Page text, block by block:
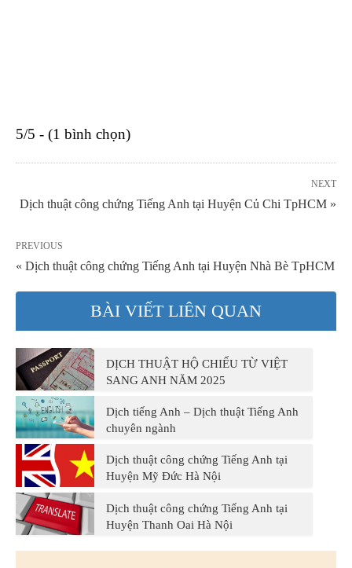
5/5 - (1 bình chọn)
NEXT
Dịch thuật công chứng Tiếng Anh tại Huyện Củ Chi TpHCM »
PREVIOUS
« Dịch thuật công chứng Tiếng Anh tại Huyện Nhà Bè TpHCM
BÀI VIẾT LIÊN QUAN
DỊCH THUẬT HỘ CHIẾU TỪ VIỆT
SANG ANH NĂM 2025
Dịch tiếng Anh – Dịch thuật Tiếng Anh
chuyên ngành
Dịch thuật công chứng Tiếng Anh tại
Huyện Mỹ Đức Hà Nội
Dịch thuật công chứng Tiếng Anh tại
Huyện Thanh Oai Hà Nội